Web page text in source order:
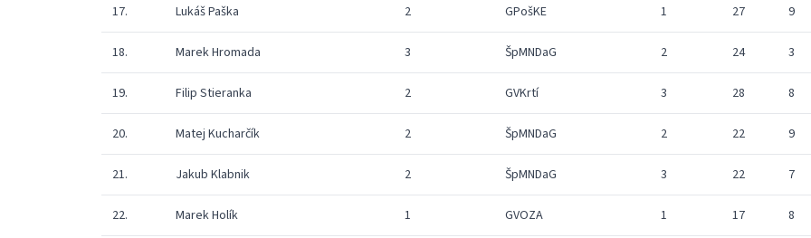
17. Lukáš Paška 2 GPošKE 1 27 9
18. Marek Hromada 3 ŠpMNDaG 2 24 3
19. Filip Stieranka 2 GVKrtí 3 28 8
20. Matej Kucharčík 2 ŠpMNDaG 2 22 9
21. Jakub Klabnik 2 ŠpMNDaG 3 22 7
22. Marek Holík 1 GVOZA 1 17 8